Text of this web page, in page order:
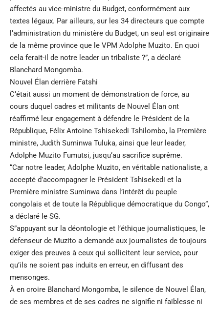
affectés au vice-ministre du Budget, conformément aux
textes légaux. Par ailleurs, sur les 34 directeurs que compte
l’administration du ministère du Budget, un seul est originaire
de la même province que le VPM Adolphe Muzito. En quoi
cela ferait-il de notre leader un tribaliste ?”, a déclaré
Blanchard Mongomba.
Nouvel Élan derrière Fatshi
C’était aussi un moment de démonstration de force, au
cours duquel cadres et militants de Nouvel Élan ont
réaffirmé leur engagement à défendre le Président de la
République, Félix Antoine Tshisekedi Tshilombo, la Première
ministre, Judith Suminwa Tuluka, ainsi que leur leader,
Adolphe Muzito Fumutsi, jusqu’au sacrifice suprême.
“Car notre leader, Adolphe Muzito, en véritable nationaliste, a
accepté d’accompagner le Président Tshisekedi et la
Première ministre Suminwa dans l’intérêt du peuple
congolais et de toute la République démocratique du Congo”,
a déclaré le SG.
S”appuyant sur la déontologie et l’éthique journalistiques, le
défenseur de Muzito a demandé aux journalistes de toujours
exiger des preuves à ceux qui sollicitent leur service, pour
qu’ils ne soient pas induits en erreur, en diffusant des
mensonges.
À en croire Blanchard Mongomba, le silence de Nouvel Élan,
de ses membres et de ses cadres ne signifie ni faiblesse ni